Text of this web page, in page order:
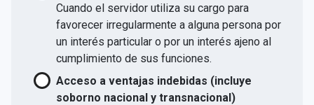
Cuando el servidor utiliza su cargo para
favorecer irregularmente a alguna persona por
un interés particular o por un interés ajeno al
cumplimiento de sus funciones.
Acceso a ventajas indebidas (incluye
soborno nacional y transnacional)